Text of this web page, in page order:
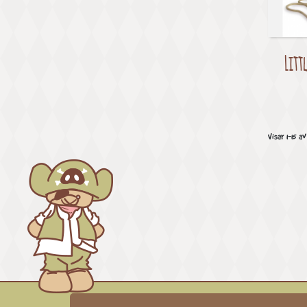
Visar 1-15